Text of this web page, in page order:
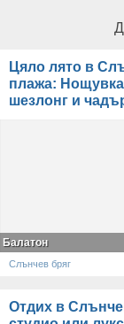
Цяло лято в
плажа:
шезлонг и
Балатон
Слънчев бряг
Отдих в